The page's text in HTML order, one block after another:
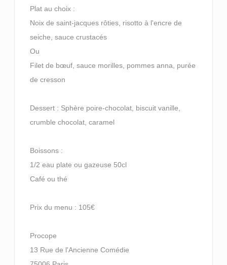
Plat au choix :
Noix de saint-jacques rôties, risotto à l'encre de
seiche, sauce crustacés
Ou
Filet de bœuf, sauce morilles, pommes anna, purée
de cresson
Dessert : Sphère poire-chocolat, biscuit vanille,
crumble chocolat, caramel
Boissons :
1/2 eau plate ou gazeuse 50cl
Café ou thé
Prix du menu : 105€
Procope
13 Rue de l'Ancienne Comédie